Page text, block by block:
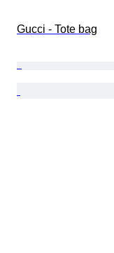
Gucci - Tote bag